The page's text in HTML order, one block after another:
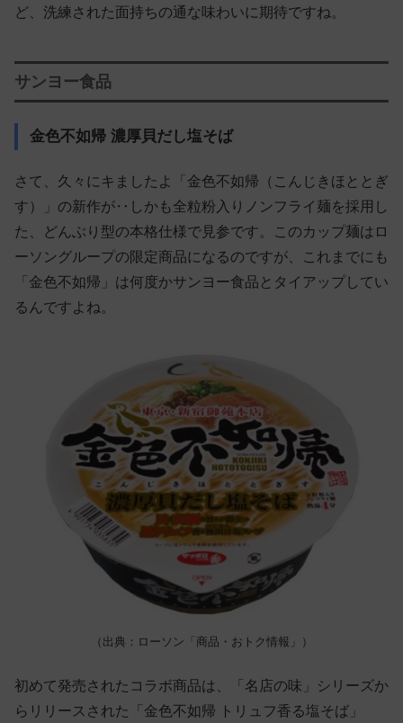
ど、洗練された面持ちの通な味わいに期待ですね。
サンヨー食品
金色不如帰 濃厚貝だし塩そば
さて、久々にキましたよ「金色不如帰（こんじきほととぎ
す）」の新作が‥しかも全粒粉入りノンフライ麺を採用し
た、どんぶり型の本格仕様で見参です。このカップ麺はロ
ーソングループの限定商品になるのですが、これまでにも
「金色不如帰」は何度かサンヨー食品とタイアップしてい
るんですよね。
（出典：ローソン「商品・おトク情報」）
初めて発売されたコラボ商品は、「名店の味」シリーズか
らリリースされた「金色不如帰 トリュフ香る塩そば」